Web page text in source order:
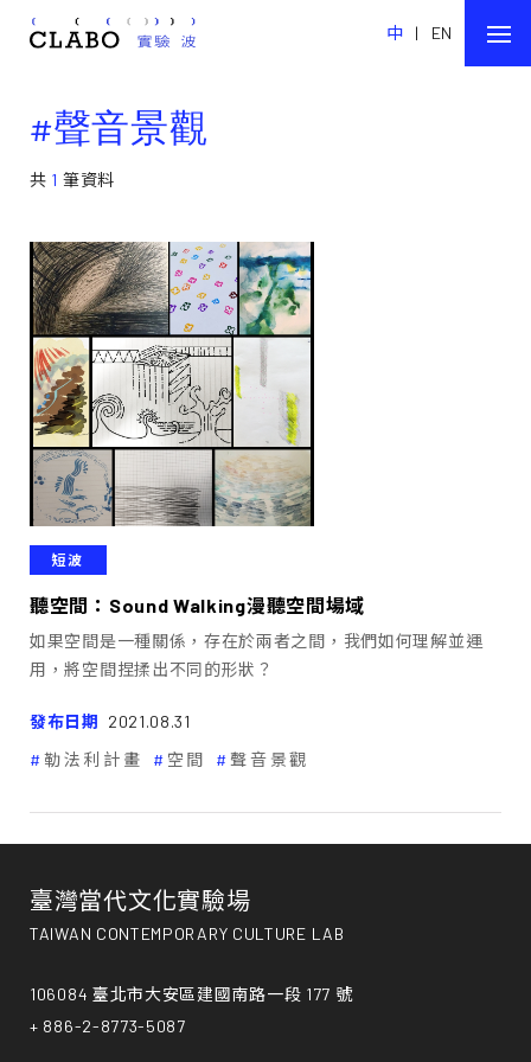
中 | EN
#聲音景觀
共 1 筆資料
短波
聽空間：Sound Walking漫聽空間場域
如果空間是一種關係，存在於兩者之間，我們如何理解並運
用，將空間捏揉出不同的形狀？
發布日期 2021.08.31
勒法利計畫
空間 聲音景觀
臺灣當代文化實驗場
TAIWAN CONTEMPORARY CULTURE LAB
106084 臺北市大安區建國南路一段 177 號
+ 886-2-8773-5087